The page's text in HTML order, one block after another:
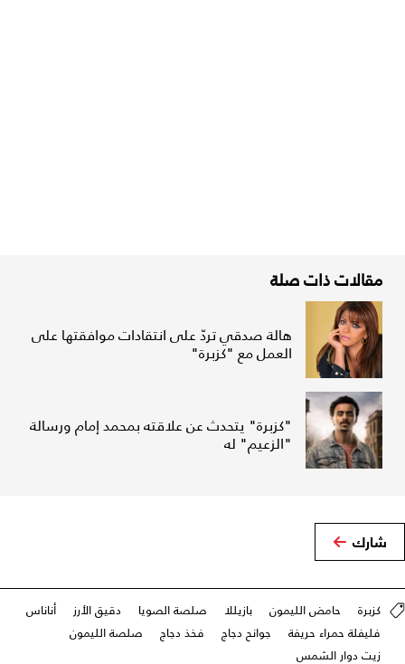
مقالات ذات صلة
هالة صدقي تردّ على انتقادات موافقتها على
العمل مع "كزبرة"
"كزبرة" يتحدث عن علاقته بمحمد إمام ورسالة
"الزعيم" له
شارك
كزبرة حامض الليمون بازيللا صلصة الصويا دقيق الأرز
أناناس
فليفلة حمراء حريفة
جوانح دجاج فخذ دجاج
صلصة الليمون
زيت دوار الشمس